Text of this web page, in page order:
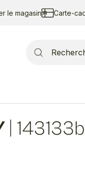
le magasin Carte-
for:
143133b